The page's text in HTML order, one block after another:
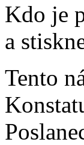
Kdo je
a
Tento